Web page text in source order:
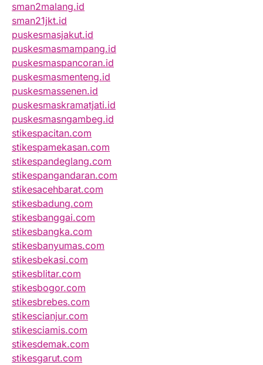
sman2malang.id
sman21jkt.id
puskesmasjakut.id
puskesmasmampang.id
puskesmaspancoran.id
puskesmasmenteng.id
puskesmassenen.id
puskesmaskramatjati.id
puskesmasngambeg.id
stikespacitan.com
stikespamekasan.com
stikespandeglang.com
stikespangandaran.com
stikesacehbarat.com
stikesbadung.com
stikesbanggai.com
stikesbangka.com
stikesbanyumas.com
stikesbekasi.com
stikesblitar.com
stikesbogor.com
stikesbrebes.com
stikescianjur.com
stikesciamis.com
stikesdemak.com
stikesgarut.com